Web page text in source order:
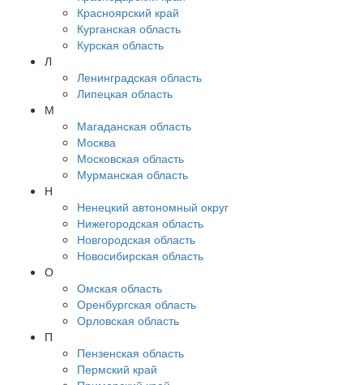
Красноярский край
Курганская область
Курская область
Л
Ленинградская область
Липецкая область
М
Магаданская область
Москва
Московская область
Мурманская область
Н
Ненецкий автономный округ
Нижегородская область
Новгородская область
Новосибирская область
О
Омская область
Оренбургская область
Орловская область
П
Пензенская область
Пермский край